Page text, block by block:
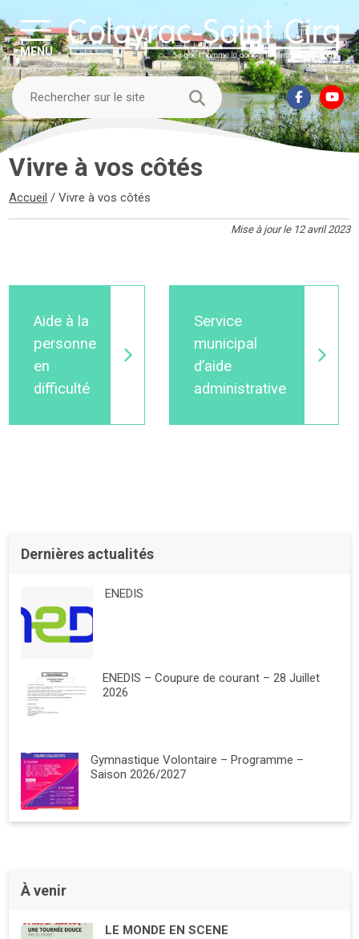
MENU
Vivre à vos côtés
Accueil /Vivre à vos côtés
Mise à jour le 12 avril 2023
Aide à la
personne
en
difficulté
Service
municipal
d’aide
administrative
Dernières actualités
ENEDIS
ENEDIS – Coupure de courant – 28 Juillet
2026
Gymnastique Volontaire – Programme –
Saison 2026/2027
À venir
LE MONDE EN SCENE